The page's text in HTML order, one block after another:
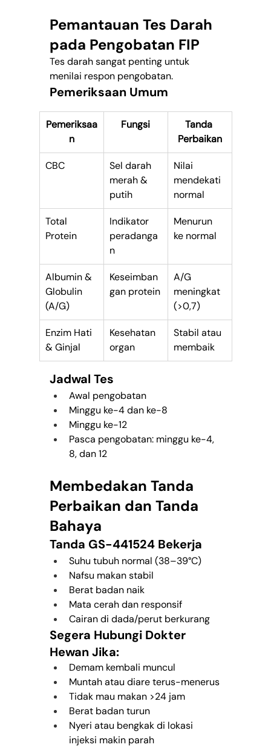
Pemantauan Tes Darah
pada Pengobatan FIP
Tes darah sangat penting untuk
menilai respon pengobatan.
Pemeriksaan Umum
Pemeriksaa
n
Fungsi
Tanda
Perbaikan
CBC
Sel darah
merah &
putih
Nilai
mendekati
normal
Total
Protein
Indikator
peradanga
n
Menurun
ke normal
Albumin &
Globulin
(A/G)
Keseimban
gan protein
A/G
meningkat
(>0,7)
Enzim Hati
& Ginjal
Kesehatan
organ
Stabil atau
membaik
Jadwal Tes
Awal pengobatan
Minggu ke-4 dan ke-8
Minggu ke-12
Pasca pengobatan: minggu ke-4,
8, dan 12
Membedakan Tanda
Perbaikan dan Tanda
Bahaya
Tanda GS-441524 Bekerja
Suhu tubuh normal (38–39°C)
Nafsu makan stabil
Berat badan naik
Mata cerah dan responsif
Cairan di dada/perut berkurang
Segera Hubungi Dokter
Hewan Jika:
Demam kembali muncul
Muntah atau diare terus-menerus
Tidak mau makan >24 jam
Berat badan turun
Nyeri atau bengkak di lokasi
injeksi makin parah